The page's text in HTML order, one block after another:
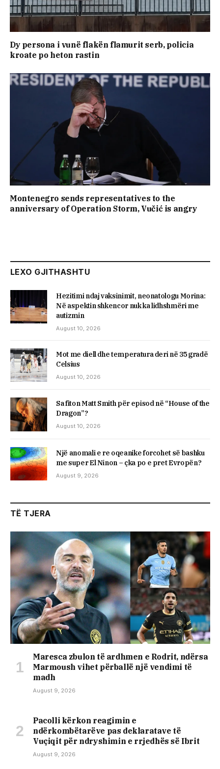
Dy persona i vunë flakën flamurit serb, policia
kroate po heton rastin
Montenegro sends representatives to the
anniversary of Operation Storm, Vučić is angry
LEXO GJITHASHTU
Hezitimi ndaj vaksinimit, neonatologu Morina:
Në aspektin shkencor nuk ka lidhshmëri me
autizmin
August 10, 2026
Mot me diell dhe temperatura deri në 35 gradë
Celsius
August 10, 2026
Sa fiton Matt Smith për episod në “House of the
Dragon”?
August 10, 2026
Një anomali e re oqeanike forcohet së bashku
me super El Ninon – çka po e pret Evropën?
August 9, 2026
TË TJERA
Maresca zbulon të ardhmen e Rodrit, ndërsa
Marmoush vihet përballë një vendimi të
madh
August 9, 2026
Pacolli kërkon reagimin e
ndërkombëtarëve pas deklaratave të
Vuçiqit për ndryshimin e rrjedhës së Ibrit
August 9, 2026